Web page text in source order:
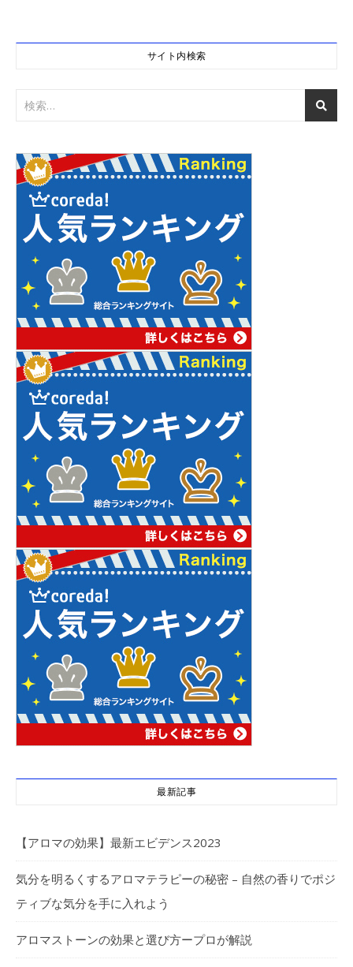
サイト内検索
最新記事
【アロマの効果】最新エビデンス2023
気分を明るくするアロマテラピーの秘密 – 自然の香りでポジ
ティブな気分を手に入れよう
アロマストーンの効果と選び方ープロが解説